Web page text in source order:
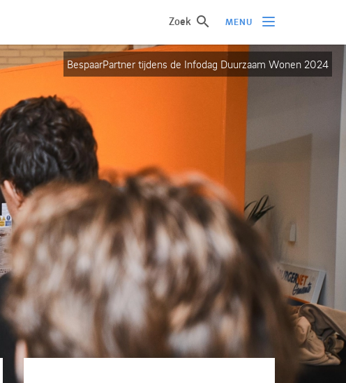
Zoek MENU
BespaarPartner tijdens de Infodag Duurzaam Wonen 2024